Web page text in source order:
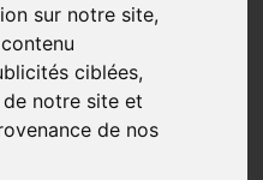
sur notre site,
ciblées,
notre site et
de nos